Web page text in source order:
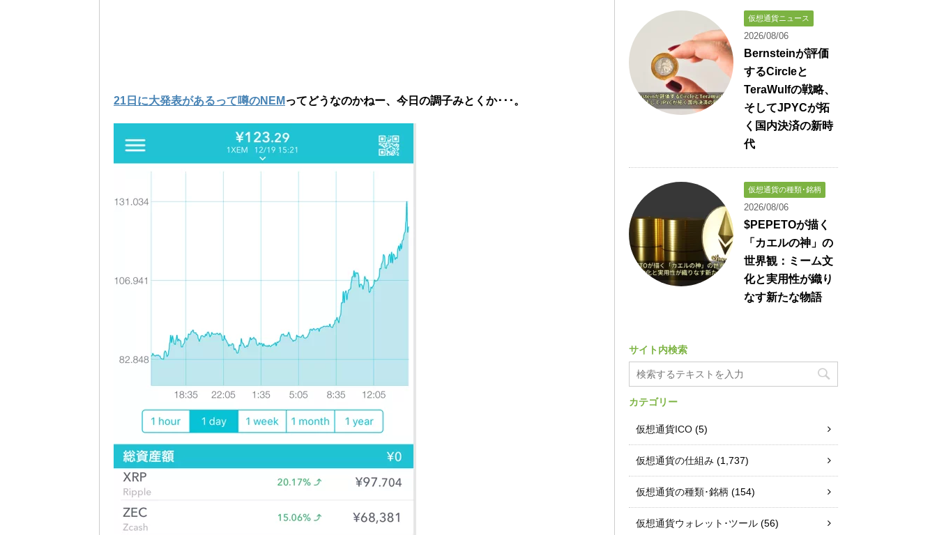
21日に大発表があるって噂のNEM ってどうなのかねー、今日の調子みとくか･･･。
仮想通貨ニュース
2026/08/06
Bernsteinが評価
するCircleと
TeraWulfの戦略、
そしてJPYCが拓
く国内決済の新時
代
仮想通貨の種類･銘柄
2026/08/06
$PEPETOが描く
「カエルの神」の
世界観：ミーム文
化と実用性が織り
なす新たな物語
サイト内検索
カテゴリー
仮想通貨ICO (5)
仮想通貨の仕組み (1,737)
仮想通貨の種類･銘柄 (154)
仮想通貨ウォレット･ツール (56)